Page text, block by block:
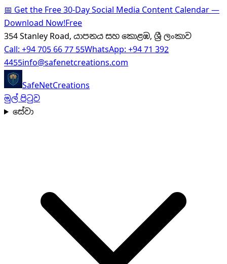
📅Get the Free 30-Day Social Media Content Calendar —
Download Now!Free
354 Stanley Road, යාපනය සහ කොළඹ, ශ්‍රී ලංකාව
Call:+94 705 66 77 55WhatsApp:+94 71 392
4455info@safenetcreations.com
SafeNetCreations
මුල් පිටුව
සේවා